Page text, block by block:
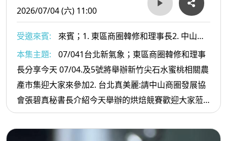
2026/07/04 (六) 11:00
受邀來賓:
來賓；1. 東區商圈韓修和理事長2. 中山商
圈發展協會張碧真秘書長
本集主題:
07/041台北新氣象；東區商圈韓修和理事
長分享今天 07/04.及5號將舉辦新竹尖石水蜜桃相關農
產市集迎大家來參加2. 台北真美麗:請中山商圈發展協
會張碧真秘書長介紹今天舉辦的烘焙競賽歡迎大家蒞
臨市集及共享中山商圈的熱情